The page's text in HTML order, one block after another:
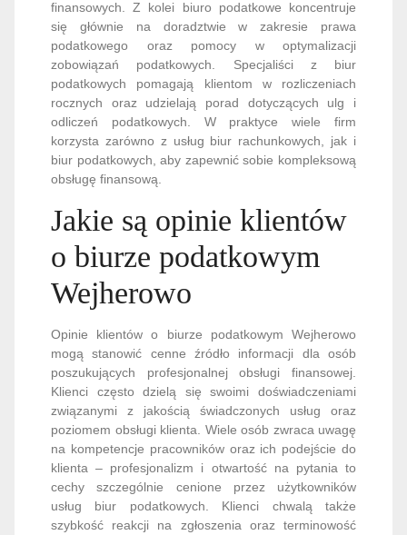
finansowych. Z kolei biuro podatkowe koncentruje
się głównie na doradztwie w zakresie prawa
podatkowego oraz pomocy w optymalizacji
zobowiązań podatkowych. Specjaliści z biur
podatkowych pomagają klientom w rozliczeniach
rocznych oraz udzielają porad dotyczących ulg i
odliczeń podatkowych. W praktyce wiele firm
korzysta zarówno z usług biur rachunkowych, jak i
biur podatkowych, aby zapewnić sobie kompleksową
obsługę finansową.
Jakie są opinie klientów
o biurze podatkowym
Wejherowo
Opinie klientów o biurze podatkowym Wejherowo
mogą stanowić cenne źródło informacji dla osób
poszukujących profesjonalnej obsługi finansowej.
Klienci często dzielą się swoimi doświadczeniami
związanymi z jakością świadczonych usług oraz
poziomem obsługi klienta. Wiele osób zwraca uwagę
na kompetencje pracowników oraz ich podejście do
klienta – profesjonalizm i otwartość na pytania to
cechy szczególnie cenione przez użytkowników
usług biur podatkowych. Klienci chwalą także
szybkość reakcji na zgłoszenia oraz terminowość